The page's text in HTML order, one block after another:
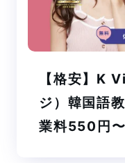
【格安】K
ジ）韓国語
業料550円〜